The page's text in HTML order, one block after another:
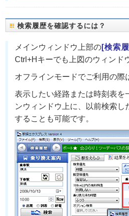
検索履歴を確認するには？
メインウィンドウ上部の[検索
Ctrl+Hキーでも上図のウィンド
オフラインモードでご利用の際
表示したい経路または時刻表を
ンウィンドウ上に、以前検索
することも可能です。